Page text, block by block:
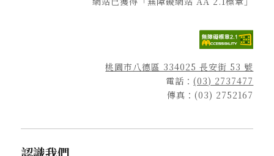
桃園市八德區 334025 長安街 53 號
電話：(03) 2737477
傳真：(03) 2752167